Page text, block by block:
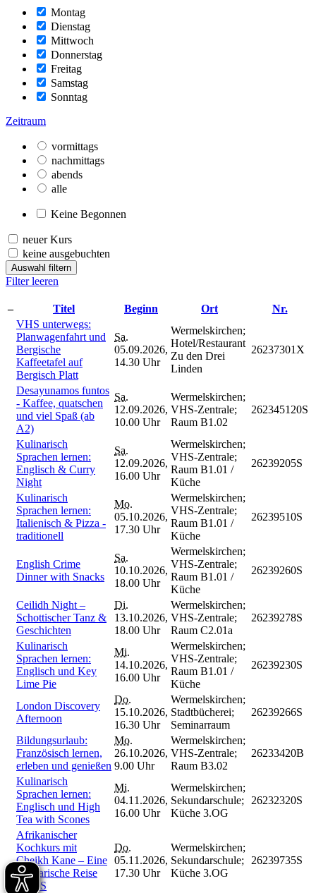
Montag
Dienstag
Mittwoch
Donnerstag
Freitag
Samstag
Sonntag
Zeitraum
vormittags
nachmittags
abends
alle
Keine Begonnen
neuer Kurs
keine ausgebuchten
Auswahl filtern
Filter leeren
– Titel Beginn Ort
Nr.
VHS unterwegs:
Planwagenfahrt und
Bergische
Kaffeetafel auf
Bergisch Platt
Sa.
05.09.2026,
14.30 Uhr
Wermelskirchen;
Hotel/Restaurant
Zu den Drei
Linden
26237301X
Desayunamos funtos
- Kaffee, quatschen
und viel Spaß (ab
A2)
Sa.
12.09.2026,
10.00 Uhr
Wermelskirchen;
VHS-Zentrale;
Raum B1.02
262345120S
Kulinarisch
Sprachen lernen:
Englisch & Curry
Night
Sa.
12.09.2026,
16.00 Uhr
Wermelskirchen;
VHS-Zentrale;
Raum B1.01 /
Küche
26239205S
Kulinarisch
Sprachen lernen:
Italienisch & Pizza -
traditionell
Mo.
05.10.2026,
17.30 Uhr
Wermelskirchen;
VHS-Zentrale;
Raum B1.01 /
Küche
26239510S
English Crime
Dinner with Snacks
Sa.
10.10.2026,
18.00 Uhr
Wermelskirchen;
VHS-Zentrale;
Raum B1.01 /
Küche
26239260S
Ceilidh Night –
Schottischer Tanz &
Geschichten
Di.
13.10.2026,
18.00 Uhr
Wermelskirchen;
VHS-Zentrale;
Raum C2.01a
26239278S
Kulinarisch
Sprachen lernen:
Englisch und Key
Lime Pie
Mi.
14.10.2026,
16.00 Uhr
Wermelskirchen;
VHS-Zentrale;
Raum B1.01 /
Küche
26239230S
London Discovery
Afternoon
Do.
15.10.2026,
16.30 Uhr
Wermelskirchen;
Stadtbücherei;
Seminarraum
26239266S
Bildungsurlaub:
Französisch lernen,
erleben und genießen
Mo.
26.10.2026,
9.00 Uhr
Wermelskirchen;
VHS-Zentrale;
Raum B3.02
26233420B
Kulinarisch
Sprachen lernen:
Englisch und High
Tea with Scones
Mi.
04.11.2026,
16.00 Uhr
Wermelskirchen;
Sekundarschule;
Küche 3.OG
26232320S
Afrikanischer
Kochkurs mit
Cheikh Kane – Eine
kulinarische Reise
nach S
Do.
05.11.2026,
17.30 Uhr
Wermelskirchen;
Sekundarschule;
Küche 3.OG
26239735S